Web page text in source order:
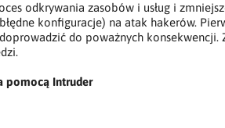
odkrywania zasobów i usług i
konfiguracje) na atak hakerów.
do poważnych
pomocą Intruder